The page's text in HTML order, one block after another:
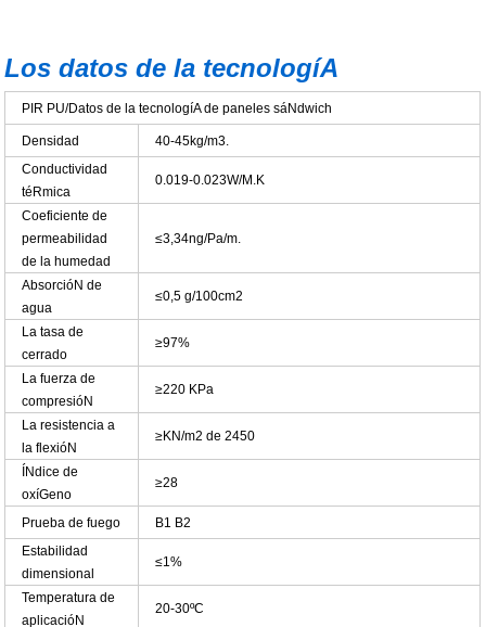
Los datos de la tecnologíA
PIR PU/Datos de la tecnologíA de paneles sáNdwich
Densidad
40-45kg/m3.
Conductividad
téRmica
0.019-0.023W/M.K
Coeficiente de
permeabilidad
de la humedad
≤3,34ng/Pa/m.
AbsorcióN de
agua
≤0,5 g/100cm2
La tasa de
cerrado
≥97%
La fuerza de
compresióN
≥220 KPa
La resistencia a
la flexióN
≥KN/m2 de 2450
ÍNdice de
oxíGeno
≥28
Prueba de fuego
B1 B2
Estabilidad
dimensional
≤1%
Temperatura de
aplicacióN
20-30ºC